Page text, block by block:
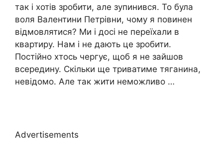
так і хотів зробити, але зупинився. То була
воля Валентини Петрівни, чому я повинен
відмовлятися? Ми і досі не переїхали в
квартиру. Нам і не дають це зробити.
Постійно хтось чергує, щоб я не зайшов
всередину. Скільки ще триватиме тяганина,
невідомо. Але так жити неможливо …
Advertisements